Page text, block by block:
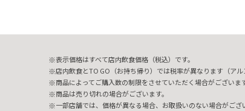
表示価格はすべて店内飲食価格（税込）です。
店内飲食とTO GO（お持ち帰り）では税率が異なります（ア
商品によってご購入数の制限をさせていただく場合がございます
商品は売り切れの場合がございます。
一部店舗では、価格が異なる場合、お取扱いのない場合がござ